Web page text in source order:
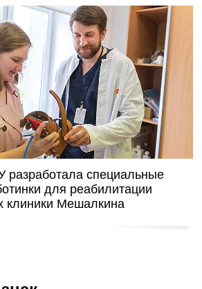
разработала специальные
для реабилитации
клиники Мешалкина